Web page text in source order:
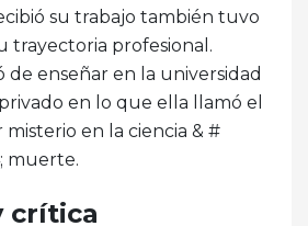
su trabajo también tuvo
trayectoria profesional.
de enseñar en la universidad
en lo que ella llamó el
misterio en la ciencia & #
muerte.
crítica